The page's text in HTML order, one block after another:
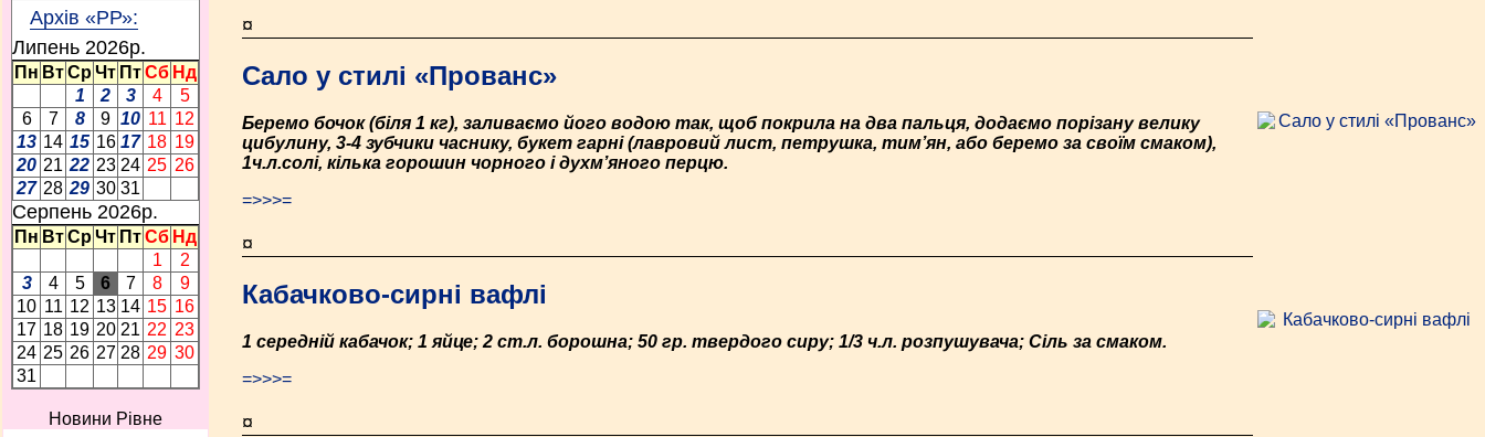
Архів «РР»:
Липень 2026p.
Пн ВтСрЧт ПтСб Нд
1
2 3 4
5
6
7 8 9 10 11 12
13 14 15 16 17 18 19
20 21 22 23 24 25 26
27 28 29 30 31
Серпень 2026p.
Пн ВтСрЧт ПтСб Нд
1
2
3
4 5 6 7 8
9
10 11 12 13 14 15 16
17 18 19 20 21 22 23
24 25 26 27 28 29 30
31
Новини Рівне
¤
Сало у стилі «Прованс»
Беремо бочок (біля 1 кг), заливаємо його водою так, щоб покрила на два пальця, додаємо порізану велику
цибулину, 3-4 зубчики часнику, букет гарні (лавровий лист, петрушка, тим’ян, або беремо за своїм смаком),
1ч.л.солі, кілька горошин чорного і духм’яного перцю.
=>>>=
¤
Кабачково-сирні вафлі
1 середній кабачок; 1 яйце; 2 ст.л. борошна; 50 гр. твердого сиру; 1/3 ч.л. розпушувача; Сіль за смаком.
=>>>=
¤